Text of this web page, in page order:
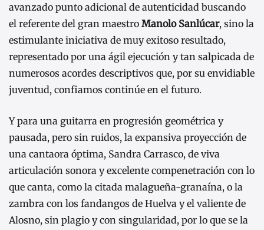
avanzado punto adicional de autenticidad buscando
el referente del gran maestro Manolo Sanlúcar, sino la
estimulante iniciativa de muy exitoso resultado,
representado por una ágil ejecución y tan salpicada de
numerosos acordes descriptivos que, por su envidiable
juventud, confiamos continúe en el futuro.
Y para una guitarra en progresión geométrica y
pausada, pero sin ruidos, la expansiva proyección de
una cantaora óptima, Sandra Carrasco, de viva
articulación sonora y excelente compenetración con lo
que canta, como la citada malagueña-granaína, o la
zambra con los fandangos de Huelva y el valiente de
Alosno, sin plagio y con singularidad, por lo que se la